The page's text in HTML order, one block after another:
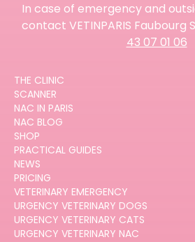
In case of emergency and
contact VETINPARIS Faubourg
43 07 01 06
THE CLINIC
SCANNER
NAC IN PARIS
NAC BLOG
SHOP
PRACTICAL GUIDES
NEWS
PRICING
VETERINARY EMERGENCY
URGENCY VETERINARY DOGS
URGENCY VETERINARY CATS
URGENCY VETERINARY NAC